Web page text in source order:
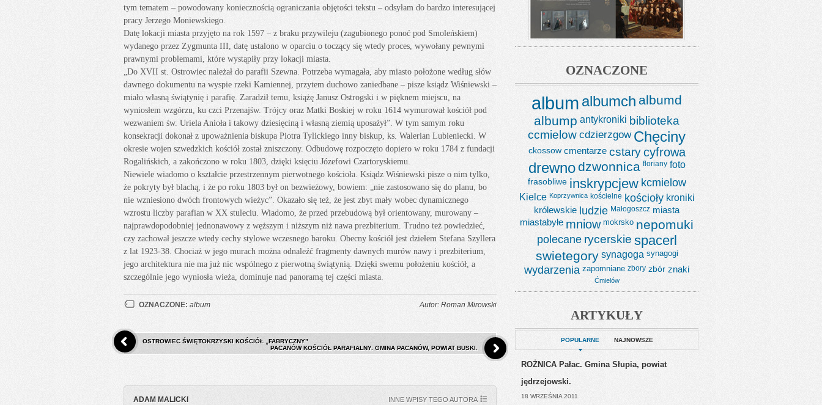
tym tematem – powodowany koniecznością ograniczania objętości tekstu – odsyłam do bardzo interesującej
pracy Jerzego Moniewskiego.
Datę lokacji miasta przyjęto na rok 1597 – z braku przywileju (zagubionego ponoć pod Smoleńskiem)
wydanego przez Zygmunta III, datę ustalono w oparciu o toczący się wtedy proces, wywołany pewnymi
prawnymi problemami, które wystąpiły przy lokacji miasta.
„Do XVII st. Ostrowiec należał do parafii Szewna. Potrzeba wymagała, aby miasto położone według słów
dawnego dokumentu na wyspie rzeki Kamiennej, przytem duchowo zaniedbane – pisze ksiądz Wiśniewski –
miało własną świątynię i parafię. Zaradził temu, książę Janusz Ostrogski i w pięknem miejscu, na
wyniosłem wzgórzu, ku czci Przenajśw. Trójcy oraz Matki Boskiej w roku 1614 wymurował kościół pod
wezwaniem św. Uriela Anioła i takowy dziesięciną i własną ziemią uposażył”. W tym samym roku
konsekracji dokonał z upoważnienia biskupa Piotra Tylickiego inny biskup, ks. Walerian Lubieniecki. W
okresie wojen szwedzkich kościół został zniszczony. Odbudowę rozpoczęto dopiero w roku 1784 z fundacji
Rogalińskich, a zakończono w roku 1803, dzięki księciu Józefowi Czartoryskiemu.
Niewiele wiadomo o kształcie przestrzennym pierwotnego kościoła. Ksiądz Wiśniewski pisze o nim tylko,
że pokryty był blachą, i że po roku 1803 był on bezwieżowy, bowiem: „nie zastosowano się do planu, bo
nie wzniesiono dwóch frontowych wieżyc”. Okazało się też, że jest zbyt mały wobec dynamicznego
wzrostu liczby parafian w XX stuleciu. Wiadomo, że przed przebudową był orientowany, murowany –
najprawdopodobniej jednonawowy z węższym i niższym niż nawa prezbiterium. Trudno też powiedzieć,
czy zachował jeszcze wtedy cechy stylowe wczesnego baroku. Obecny kościół jest dziełem Stefana Szyllera
z lat 1923-38. Chociaż w jego murach można odnaleźć fragmenty dawnych murów nawy i prezbiterium,
jego architektura nie ma już nic wspólnego z pierwotną świątynią. Dzięki swemu położeniu kościół, a
szczególnie jego wyniosła wieża, dominuje nad panoramą tej części miasta.
OZNACZONE: album Autor: Roman Mirowski
OSTROWIEC ŚWIĘTOKRZYSKI KOŚCIÓŁ „FABRYCZNY”
PACANÓW KOŚCIÓŁ PARAFIALNY. GMINA PACANÓW, POWIAT BUSKI.
ADAM MALICKI INNE WPISY TEGO AUTORA
OZNACZONE
album albumch albumd
albump antykroniki biblioteka
ccmielow cdzierzgow Chęciny
ckossow cmentarze cstary cyfrowa
drewnodzwonnica floriany foto
frasobliwe inskrypcjew kcmielow
Kielce Koprzywnica kościelne kościoły kroniki
królewskie ludzie Małogoszcz miasta
miastabyłe mniow mokrsko nepomuki
polecane rycerskie spacerl
swietegory synagoga synagogi
wydarzenia zapomniane zbory zbór znaki
Ćmielów
ARTYKUŁY
POPULARNE NAJNOWSZE
ROŻNICA Pałac. Gmina Słupia, powiat
jędrzejowski.
18 WRZEŚNIA 2011